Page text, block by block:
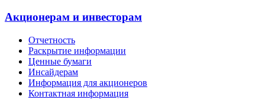
Акционерам и инвесторам
Отчетность
Раскрытие информации
Ценные бумаги
Инсайдерам
Информация для акционеров
Контактная информация